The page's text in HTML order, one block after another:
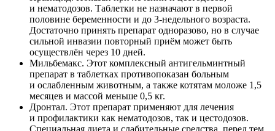
и нематодозов. Таблетки не назначают в первой
половине беременности и до 3-недельного возраста.
Достаточно принять препарат одноразово, но в случае
сильной инвазии повторный приём может быть
осуществлён через 10 дней.
Мильбемакс. Этот комплексный антигельминтный
препарат в таблетках противопоказан больным
и ослабленным животным, а также котятам моложе 1,5
месяцев и массой меньше 0,5 кг.
Дронтал. Этот препарат применяют для лечения
и профилактики как нематодозов, так и цестодозов.
Специальная диета и слабительные средства, перед тем